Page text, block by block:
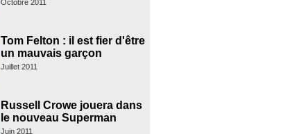
Octobre 2011
Tom Felton : il est fier d'être
un mauvais garçon
Juillet 2011
Russell Crowe jouera dans
le nouveau Superman
Juin 2011